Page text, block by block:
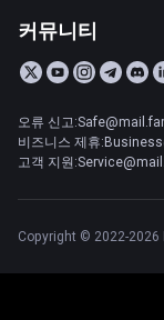
커뮤니티
오류 신고
비즈니스 제휴
고객 지원
Copyright © 2022-2026